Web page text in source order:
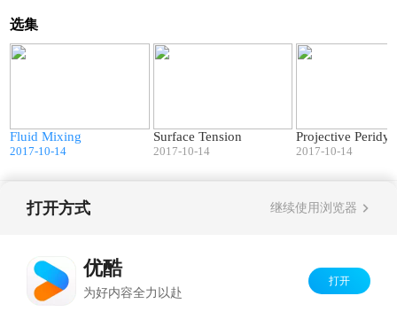
选集
Fluid Mixing
2017-10-14
Surface Tension
2017-10-14
Projective
2017-10-14
版权所有
打开方式 继续使用浏览器
优酷
为好内容全力以赴
打开